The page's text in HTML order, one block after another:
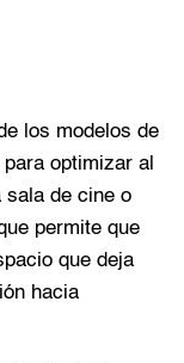
los modelos de
optimizar al
sala de cine o
permite que
que deja
hacia